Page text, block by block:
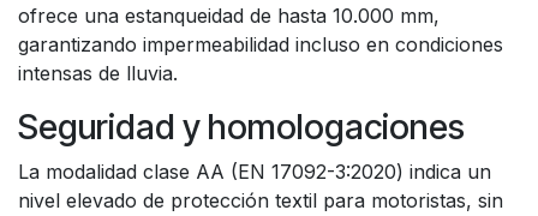
ofrece una estanqueidad de hasta 10.000 mm,
garantizando impermeabilidad incluso en condiciones
intensas de lluvia.
Seguridad y homologaciones
La modalidad clase AA (EN 17092-3:2020) indica un
nivel elevado de protección textil para motoristas, sin